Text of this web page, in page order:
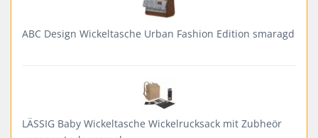
ABC Design Wickeltasche Urban Fashion Edition smaragd
LÄSSIG Baby Wickeltasche Wickelrucksack mit Zubheör